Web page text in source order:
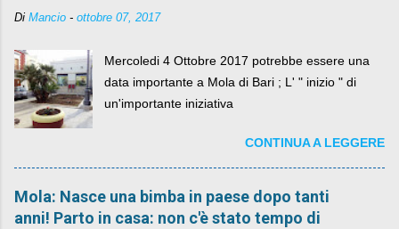
Di Mancio - ottobre 07, 2017
Mercoledi 4 Ottobre 2017 potrebbe essere una
data importante a Mola di Bari ; L' " inizio " di
un'importante iniziativa
CONTINUA A LEGGERE
Mola: Nasce una bimba in paese dopo tanti
anni! Parto in casa: non c'è stato tempo di